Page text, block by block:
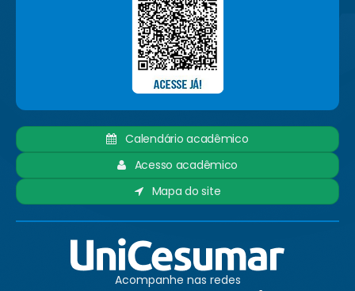
Calendário acadêmico
Acesso acadêmico
Mapa do site
Acompanhe nas redes